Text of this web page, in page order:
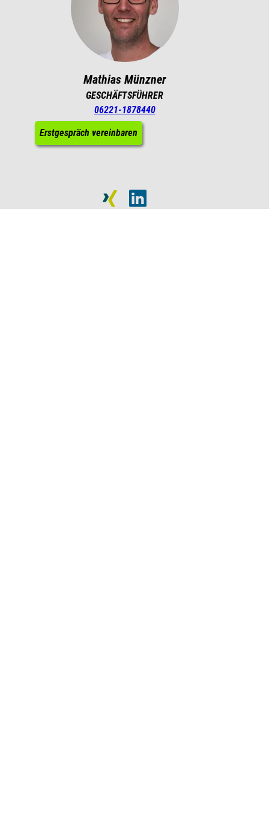
Mathias Münzner
GESCHÄFTSFÜHRER
06221-1878440
Erstgespräch vereinbaren